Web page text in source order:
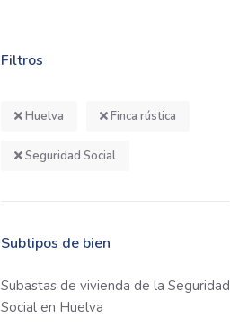
Filtros
Huelva Finca rústica
Seguridad Social
Subtipos de bien
Subastas de vivienda de la Seguridad
Social en Huelva